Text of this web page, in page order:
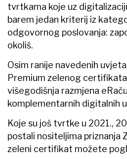
tvrtkama koje uz
barem jedan kriterij iz
odgovornog poslovanja:
okoliš.
Osim ranije navedenih
Premium zelenog
višegodišnja razmjena
komplementarnih digitalnih
Koje su još tvrtke u 2021.,
postali nositeljima priznanja
zeleni certifikat možete